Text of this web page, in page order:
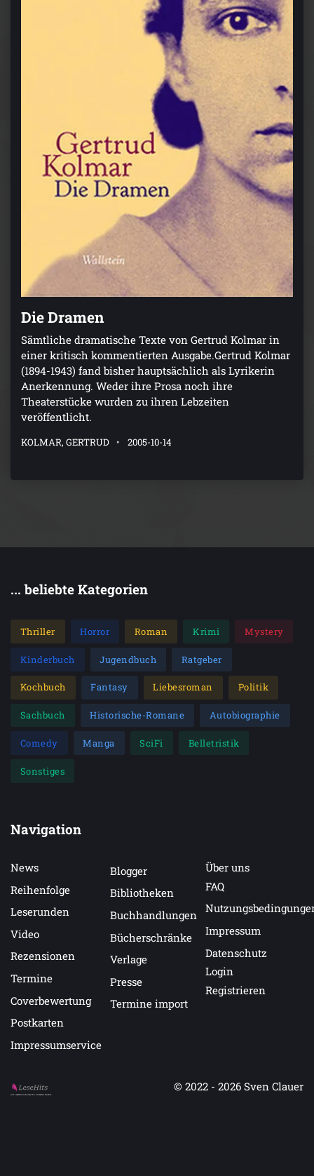
Die Dramen
Sämtliche dramatische Texte von Gertrud Kolmar in
einer kritisch kommentierten Ausgabe.Gertrud Kolmar
(1894-1943) fand bisher hauptsächlich als Lyrikerin
Anerkennung. Weder ihre Prosa noch ihre
Theaterstücke wurden zu ihren Lebzeiten
veröffentlicht.
KOLMAR, GERTRUD 2005-10-14
... beliebte Kategorien
Thriller Horror Roman Krimi Mystery
Kinderbuch Jugendbuch Ratgeber
Kochbuch Fantasy Liebesroman Politik
Sachbuch Historische-Romane Autobiographie
Comedy Manga SciFi Belletristik
Sonstiges
Navigation
News
Reihenfolge
Leserunden
Video
Rezensionen
Termine
Coverbewertung
Postkarten
Impressumservice
Blogger
Bibliotheken
Buchhandlungen
Bücherschränke
Verlage
Presse
Termine import
Über uns
FAQ
Impressum
Datenschutz
Login
Registrieren
Auf LeseHits.de findest Du die besten Bücher.
© 2022 - 2026 Sven Clauer